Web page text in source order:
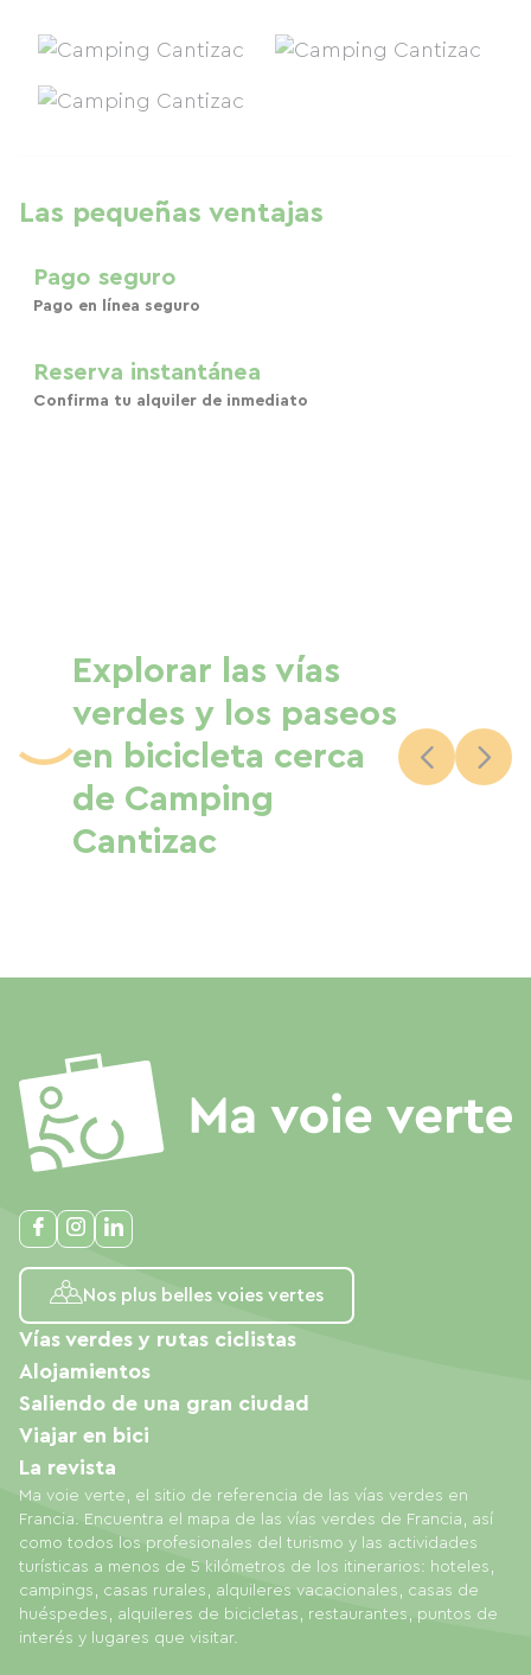
Las pequeñas ventajas
Pago seguro
Pago en línea seguro
Reserva instantánea
Confirma tu alquiler de inmediato
Explorar las vías
verdes y los paseos
en bicicleta cerca
de Camping
Cantizac
Nos plus belles voies vertes
Ma voie verte, el sitio de referencia de las vías verdes en
Francia. Encuentra el mapa de las vías verdes de Francia, así
como todos los profesionales del turismo y las actividades
turísticas a menos de 5 kilómetros de los itinerarios: hoteles,
campings, casas rurales, alquileres vacacionales, casas de
huéspedes, alquileres de bicicletas, restaurantes, puntos de
interés y lugares que visitar.
Vías verdes y rutas ciclistas
Alojamientos
Saliendo de una gran ciudad
Viajar en bici
La revista